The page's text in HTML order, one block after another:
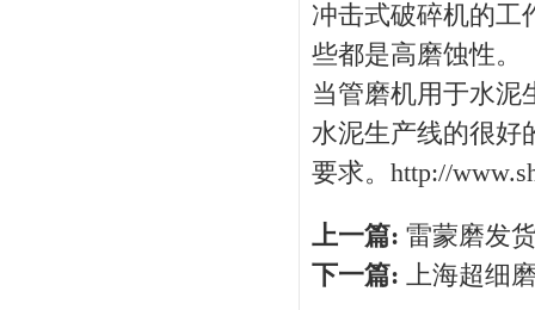
冲击式破碎机的工
些都是高磨蚀性。
当管磨机用于水泥
水泥生产线的很好
要求。http://
上一篇: 雷蒙磨发
下一篇: 上海超细